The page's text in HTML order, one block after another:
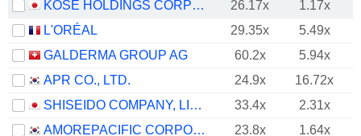
KOSE HOLDINGS CORPORATION 26.17x
1.17x
L'ORÉAL
29.35x
5.49x
GALDERMA GROUP AG
60.2x
5.94x
APR CO., LTD.
24.9x
16.72x
SHISEIDO COMPANY, LIMITED
33.4x
2.31x
AMOREPACIFIC CORPORATION
23.8x
1.64x